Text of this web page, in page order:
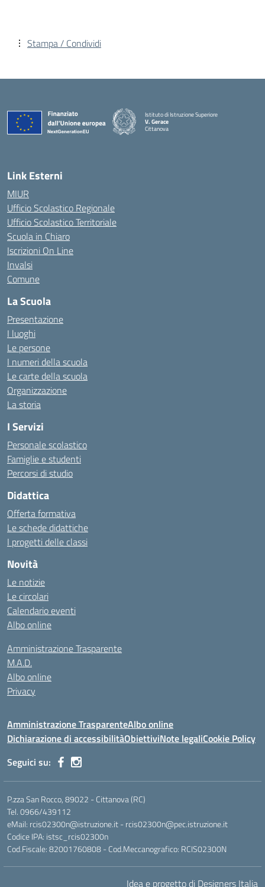
Stampa / Condividi
Istituto di Istruzione Superiore
V. Gerace
Cittanova
Link Esterni
MIUR
Ufficio Scolastico Regionale
Ufficio Scolastico Territoriale
Scuola in Chiaro
Iscrizioni On Line
Invalsi
Comune
La Scuola
Presentazione
I luoghi
Le persone
I numeri della scuola
Le carte della scuola
Organizzazione
La storia
I Servizi
Personale scolastico
Famiglie e studenti
Percorsi di studio
Didattica
Offerta formativa
Le schede didattiche
I progetti delle classi
Novità
Le notizie
Le circolari
Calendario eventi
Albo online
Amministrazione Trasparente
M.A.D.
Albo online
Privacy
Amministrazione TrasparenteAlbo online
Dichiarazione di accessibilitàObiettiviNote legaliCookie Policy
Seguici su:
P.zza San Rocco, 89022 - Cittanova (RC)
Tel. 0966/439112
eMail: rcis02300n@istruzione.it - rcis02300n@pec.istruzione.it
Codice IPA: istsc_rcis02300n
Cod.Fiscale: 82001760808 - Cod.Meccanografico: RCIS02300N
Idea e progetto di Designers Italia